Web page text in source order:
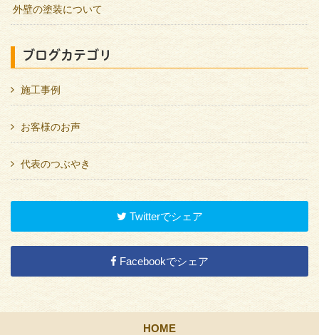
外壁の塗装について
ブログカテゴリ
施工事例
お客様のお声
代表のつぶやき
Twitterでシェア
Facebookでシェア
HOME